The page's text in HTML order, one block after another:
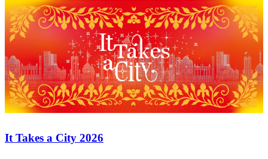
It Takes a City 2026